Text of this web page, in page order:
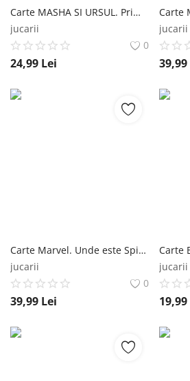
Carte MASHA SI URSUL. Primele mele activitati cu autocolante Editura Litera
jucarii
0
24,99 Lei
jucarii
39,99
Carte Marvel. Unde este Spider-man? Cauta-l si gaseste-l Editura Litera
jucarii
0
39,99 Lei
jucarii
19,99